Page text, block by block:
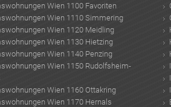
Wien 1100 Favoriten
Wien 1110 Simmering
Wien 1120 Meidling
Wien 1130 Hietzing
Wien 1140 Penzing
Wien 1150 Rudolfsheim-
Wien 1160 Ottakring
Wien 1170 Hernals